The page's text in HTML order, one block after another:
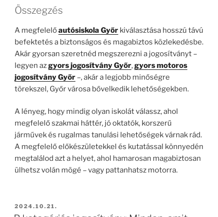
Összegzés
A megfelelőautósiskola Győr kiválasztása hosszú távú
befektetés a biztonságos és magabiztos közlekedésbe.
Akár gyorsan szeretnéd megszerezni a jogosítványt –
legyen azgyors jogosítvány Győr,gyors motoros
jogosítvány Győr –, akár a legjobb minőségre
törekszel, Győr városa bővelkedik lehetőségekben.
A lényeg, hogy mindig olyan iskolát válassz, ahol
megfelelő szakmai háttér, jó oktatók, korszerű
járművek és rugalmas tanulási lehetőségek várnak rád.
A megfelelő előkészületekkel és kutatással könnyedén
megtalálod azt a helyet, ahol hamarosan magabiztosan
ülhetsz volán mögé – vagy pattanhatsz motorra.
BEKÜLDVE:
2024.10.21.